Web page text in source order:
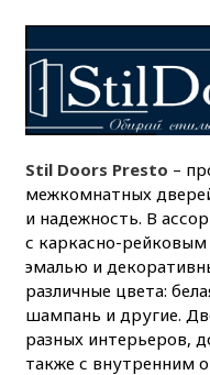
Stil Doors Presto –
межкомнатных
и надежность. В
с каркасно-
эмалью и
различные цвета:
шампань и другие.
разных интерьеров,
также с внутренним